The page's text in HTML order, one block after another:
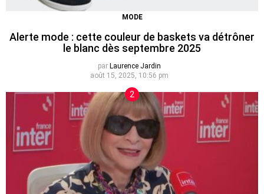
MODE
Alerte mode : cette couleur de baskets va détrôner
le blanc dès septembre 2025
par Laurence Jardin
août 15, 2025, 10:56 pm